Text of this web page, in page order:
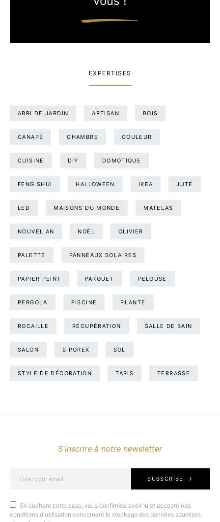
EXPERTISES
ABRI DE JARDIN ARTISAN BOIS
CANAPÉ CHAMBRE COULEUR
CUISINE DIY DOMOTIQUE
FENG SHUI HALLOWEEN IKEA JUTE
LED MAISONS DU MONDE MATELAS
NOUVEL AN NOËL OLIVIER
PALETTE PANNEAUX SOLAIRES
PAPIER PEINT PARQUET PELOUSE
PERGOLA PISCINE PLANTE
ROCAILLE RÉCUPÉRATION SALLE DE BAIN
SALON SIPOREX SOL
STYLE DE DÉCORATION TAPIS TERRASSE
S'inscrire à notre newsletter
SUBSCRIBE
En cochant cette case, vous confirmez avoir lu et accepté nos
conditions d'utilisation concernant le stockage des données soumises